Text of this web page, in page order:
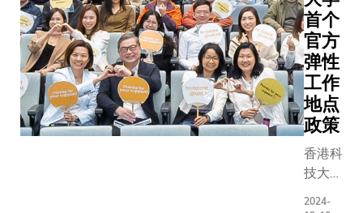
升，目前
制冷用电
已占全球
总电力消
耗的
20%。一
直以来，
压缩制冷
技术所用
的制冷剂
升其光输
出功率密
度准确
性，并以
较低成本
及更速效
的方法推
动半导体
晶片生产
的技术发
首个
官方
弹性
工作
地点
政策
香港科
技大学
2024-